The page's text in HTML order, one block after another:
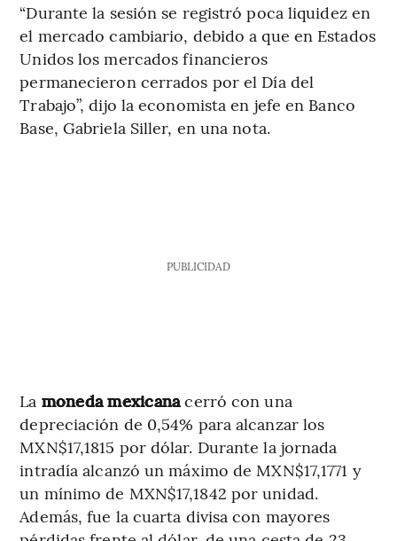
“Durante la sesión se registró poca liquidez en
el mercado cambiario, debido a que en Estados
Unidos los mercados financieros
permanecieron cerrados por el Día del
Trabajo”, dijo la economista en jefe en Banco
Base, Gabriela Siller, en una nota.
PUBLICIDAD
La moneda mexicanacerró con una
depreciación de 0,54% para alcanzar los
MXN$17,1815 por dólar. Durante la jornada
intradía alcanzó un máximo de MXN$17,1771 y
un mínimo de MXN$17,1842 por unidad.
Además, fue la cuarta divisa con mayores